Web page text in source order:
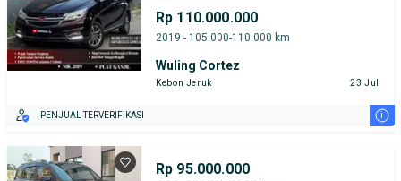
Rp 110.000.000
2019 - 105.000-110.000 km
Wuling Cortez
Kebon Jeruk 23 Jul
PENJUAL TERVERIFIKASI i
Rp 95.000.000